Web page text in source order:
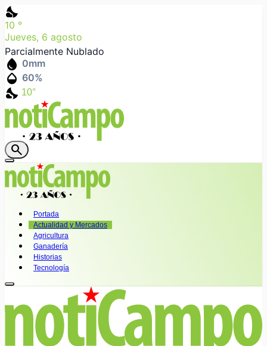
nights_stay
10 °
Jueves, 6 agosto
Parcialmente Nublado
water_drop 0mm
humidity_mid 60%
nights_stay 10°
search
Portada
Actualidad y Mercados
Agricultura
Ganadería
Historias
Tecnología